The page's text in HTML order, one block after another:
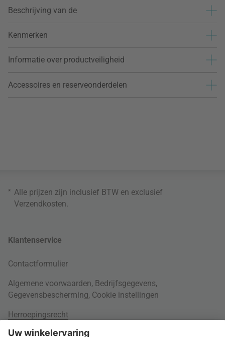
Beschrijving van de
Kenmerken
Informatie over productveiligheid
Accessoires en reserveonderdelen
* Alle prijzen zijn inclusief BTW en exclusief
Verzendkosten
Klantenservice
Contactformulier
Algemene voorwaarden, Bedrijfsgegevens,
Gegevensbescherming, Cookie instellingen
Herroepingsrecht